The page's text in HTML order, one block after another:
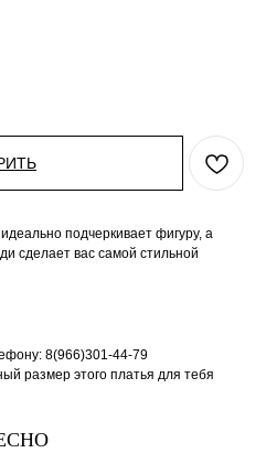
подчеркивает фигуру, а
сделает вас самой стильной
8(966)301-44-79
размер этого платья для тебя